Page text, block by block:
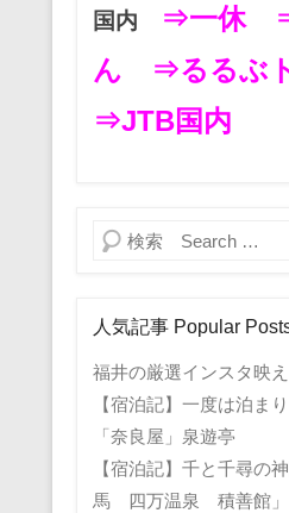
国内 ⇒一休
ん
⇒るるぶ
⇒JTB国内
検索
人気記事 Popular
福井の厳選インスタ映
【宿泊記】一度は泊ま
「奈良屋」泉遊亭
【宿泊記】千と千尋の
馬 四万温泉 積善館」